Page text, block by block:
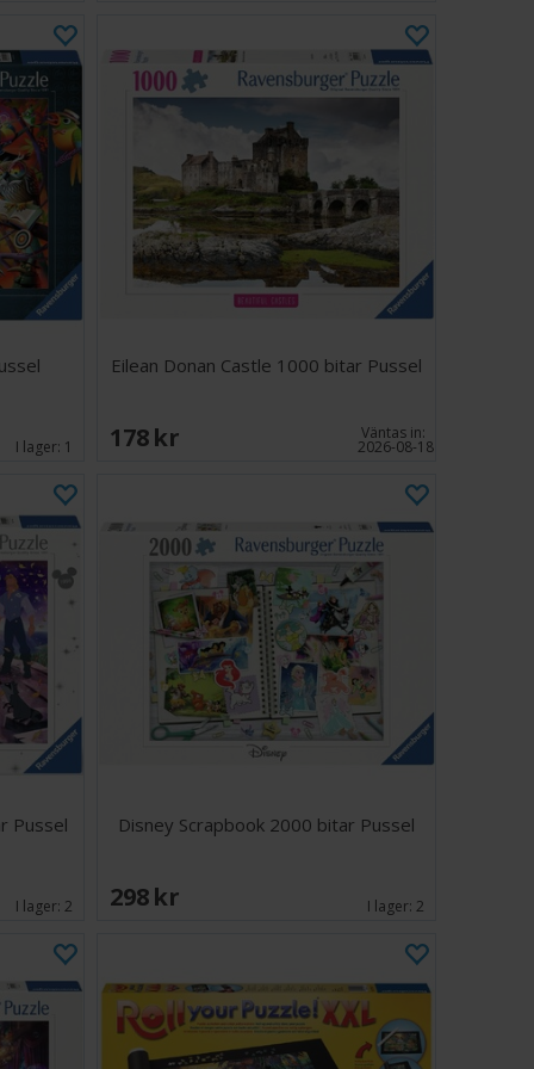
I lager: 1
Eilean Donan Castle 1000 bitar Pussel
178 SEK Väntas in:
2026-08-18
Pussel
I lager:2
Disney Scrapbook 2000 bitar Pussel
298 SEK I lager:2